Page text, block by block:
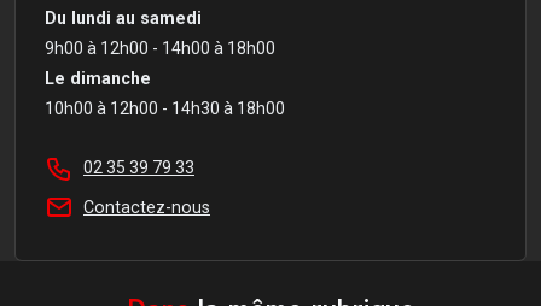
Du lundi au samedi
9h00 à 12h00 - 14h00 à 18h00
Le dimanche
10h00 à 12h00 - 14h30 à 18h00
02 35 39 79 33
Contactez-nous